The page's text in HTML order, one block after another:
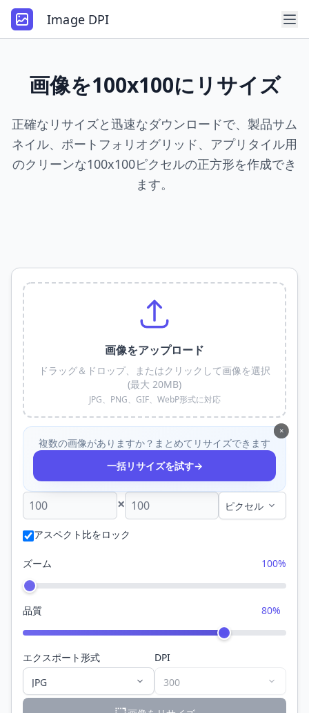
Image DPI
画像を100x100にリサイズ
正確なリサイズと迅速なダウンロードで、製品サム
ネイル、ポートフォリオグリッド、アプリタイル用
のクリーンな100x100ピクセルの正方形を作成でき
ます。
画像をアップロード
ドラッグ＆ドロップ、またはクリックして画像を選択
(最大 20MB)
JPG、PNG、GIF、WebP形式に対応
×
複数の画像がありますか？まとめてリサイズできます
一括リサイズを試す→
×
アスペクト比をロック
ズーム 100%
品質 80%
エクスポート形式 DPI